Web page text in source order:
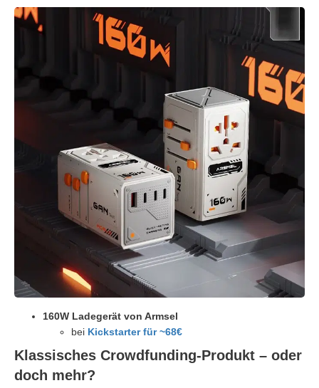
160W Ladegerät von Armsel
bei Kickstarter für ~68€
Klassisches Crowdfunding-Produkt – oder
doch mehr?